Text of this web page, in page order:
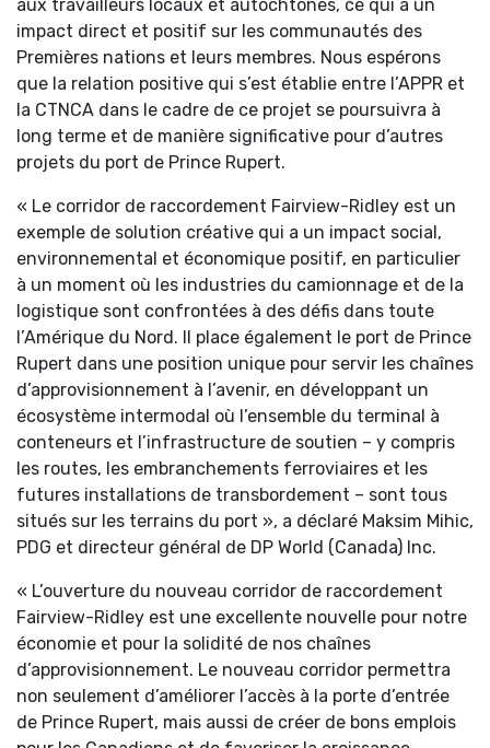
aux travailleurs locaux et autochtones, ce qui a un
impact direct et positif sur les communautés des
Premières nations et leurs membres. Nous espérons
que la relation positive qui s’est établie entre l’APPR et
la CTNCA dans le cadre de ce projet se poursuivra à
long terme et de manière significative pour d’autres
projets du port de Prince Rupert.
« Le corridor de raccordement Fairview-Ridley est un
exemple de solution créative qui a un impact social,
environnemental et économique positif, en particulier
à un moment où les industries du camionnage et de la
logistique sont confrontées à des défis dans toute
l’Amérique du Nord. Il place également le port de Prince
Rupert dans une position unique pour servir les chaînes
d’approvisionnement à l’avenir, en développant un
écosystème intermodal où l’ensemble du terminal à
conteneurs et l’infrastructure de soutien – y compris
les routes, les embranchements ferroviaires et les
futures installations de transbordement – sont tous
situés sur les terrains du port », a déclaré Maksim Mihic,
PDG et directeur général de DP World (Canada) Inc.
« L’ouverture du nouveau corridor de raccordement
Fairview-Ridley est une excellente nouvelle pour notre
économie et pour la solidité de nos chaînes
d’approvisionnement. Le nouveau corridor permettra
non seulement d’améliorer l’accès à la porte d’entrée
de Prince Rupert, mais aussi de créer de bons emplois